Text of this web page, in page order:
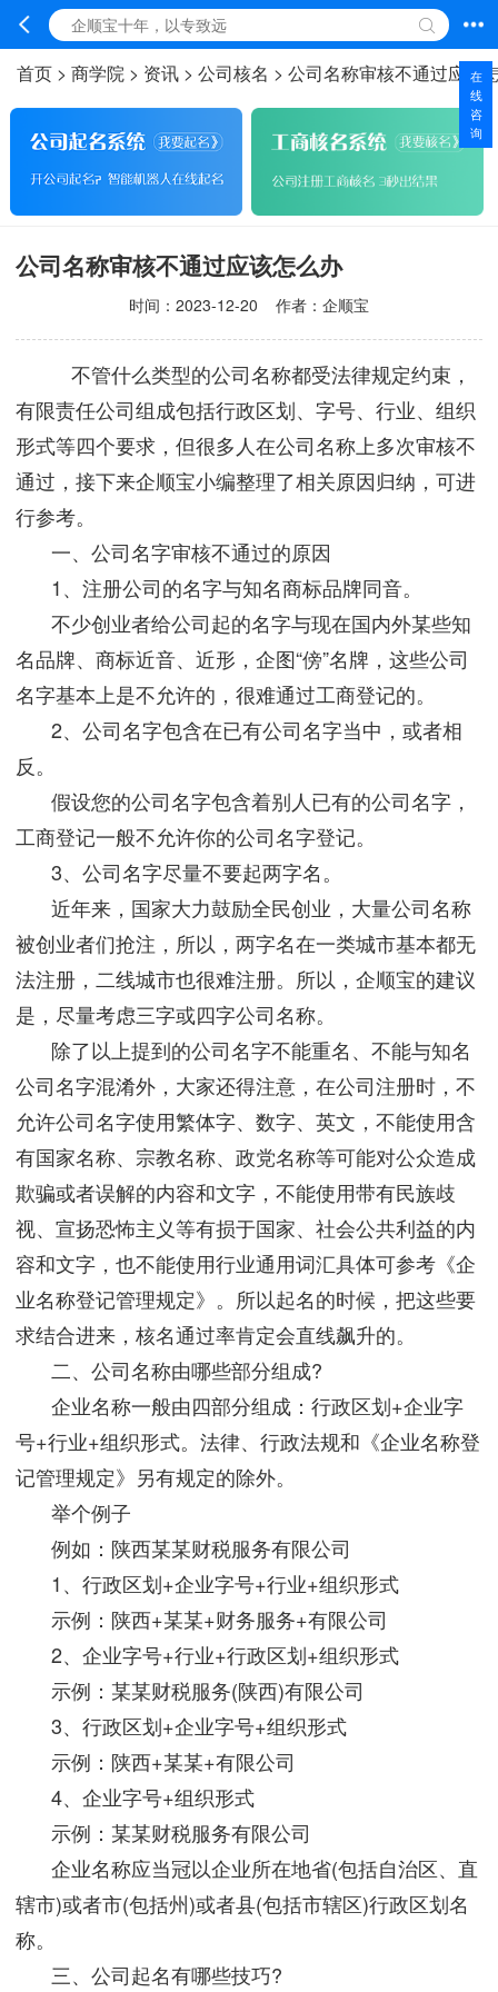
首页 > 商学院 > 资讯 > 公司核名 > 公司名称审核不通过应该
公司名称审核不通过应该怎么办
时间： 2023-12-20 作者：企顺宝
不管什么类型的公司名称都受法律规定约束，
有限责任公司组成包括行政区划、字号、行业、组织
形式等四个要求，但很多人在公司名称上多次审核不
通过，接下来企顺宝小编整理了相关原因归纳，可进
行参考。
一、公司名字审核不通过的原因
1、注册公司的名字与知名商标品牌同音。
不少创业者给公司起的名字与现在国内外某些知
名品牌、商标近音、近形，企图“傍”名牌，这些公司
名字基本上是不允许的，很难通过工商登记的。
2、公司名字包含在已有公司名字当中，或者相
反。
假设您的公司名字包含着别人已有的公司名字，
工商登记一般不允许你的公司名字登记。
3、公司名字尽量不要起两字名。
近年来，国家大力鼓励全民创业，大量公司名称
被创业者们抢注，所以，两字名在一类城市基本都无
法注册，二线城市也很难注册。所以，企顺宝的建议
是，尽量考虑三字或四字公司名称。
除了以上提到的公司名字不能重名、不能与知名
公司名字混淆外，大家还得注意，在公司注册时，不
允许公司名字使用繁体字、数字、英文，不能使用含
有国家名称、宗教名称、政党名称等可能对公众造成
欺骗或者误解的内容和文字，不能使用带有民族歧
视、宣扬恐怖主义等有损于国家、社会公共利益的内
容和文字，也不能使用行业通用词汇具体可参考《企
业名称登记管理规定》。所以起名的时候，把这些要
求结合进来，核名通过率肯定会直线飙升的。
二、公司名称由哪些部分组成?
企业名称一般由四部分组成：行政区划+企业字
号+行业+组织形式。法律、行政法规和《企业名称登
记管理规定》另有规定的除外。
举个例子
例如：陕西某某财税服务有限公司
1、行政区划+企业字号+行业+组织形式
示例：陕西+某某+财务服务+有限公司
2、企业字号+行业+行政区划+组织形式
示例：某某财税服务(陕西)有限公司
3、行政区划+企业字号+组织形式
示例：陕西+某某+有限公司
4、企业字号+组织形式
示例：某某财税服务有限公司
企业名称应当冠以企业所在地省(包括自治区、直
辖市)或者市(包括州)或者县(包括市辖区)行政区划名
称。
三、公司起名有哪些技巧?
在
线
咨
询